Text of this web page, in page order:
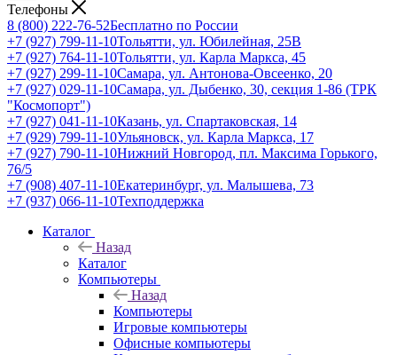
Телефоны
8 (800) 222-76-52Бесплатно по России
+7 (927) 799-11-10Тольятти, ул. Юбилейная, 25В
+7 (927) 764-11-10Тольятти, ул. Карла Маркса, 45
+7 (927) 299-11-10Самара, ул. Антонова-Овсеенко, 20
+7 (927) 029-11-10Самара, ул. Дыбенко, 30, секция 1-86 (ТРК
"Космопорт")
+7 (927) 041-11-10Казань, ул. Спартаковская, 14
+7 (929) 799-11-10Ульяновск, ул. Карла Маркса, 17
+7 (927) 790-11-10Нижний Новгород, пл. Максима Горького,
76/5
+7 (908) 407-11-10Екатеринбург, ул. Малышева, 73
+7 (937) 066-11-10Техподдержка
Каталог
Назад
Каталог
Компьютеры
Назад
Компьютеры
Игровые компьютеры
Офисные компьютеры